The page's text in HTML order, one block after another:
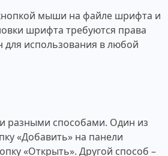
мыши на файле шрифта и
шрифта требуются права
для использования в любой
разными способами. Один из
«Добавить» на панели
«Открыть». Другой способ –